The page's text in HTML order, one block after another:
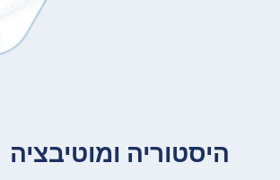
היסטוריה ומוטיבציה